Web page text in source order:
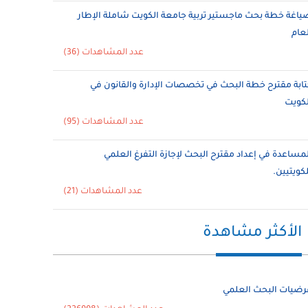
خطة بحث ماجستير تربية جامعة الكويت شاملة الإطار
عدد المشاهدات (36)
مقترح خطة البحث في تخصصات الإدارة والقانون في
عدد المشاهدات (95)
في إعداد مقترح البحث لإجازة التفرغ العلمي
عدد المشاهدات (21)
الأكثر مشاهدة
البحث العلمي